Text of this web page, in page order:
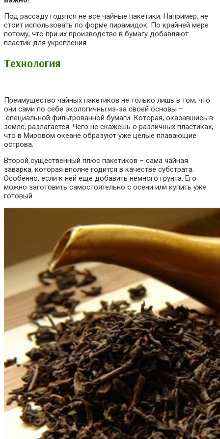
Под рассаду годятся не все чайные пакетики. Например, не
стоит использовать по форме пирамидок. По крайней мере
потому, что при их производстве в бумагу добавляют
пластик для укрепления.
Технология
Преимущество чайных пакетиков не только лишь в том, что
они сами по себе экологичны из-за своей основы –
специальной фильтрованной бумаги. Которая, оказавшись в
земле, разлагается. Чего не скажешь о различных пластиках,
что в Мировом океане образуют уже целые плавающие
острова.
Второй существенный плюс пакетиков – сама чайная
заварка, которая вполне годится в качестве субстрата.
Особенно, если к ней еще добавить немного грунта. Его
можно заготовить самостоятельно с осени или купить уже
готовый.